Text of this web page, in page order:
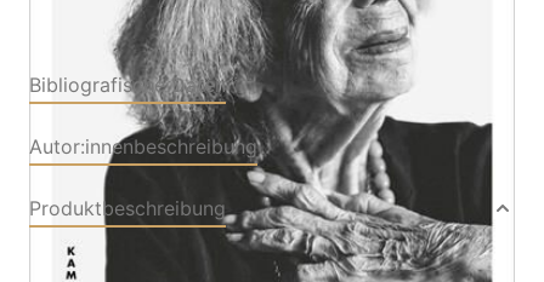
Bibliografische Daten
Autor:innenbeschreibung
Produktbeschreibung
Sie war eine eindringliche Stimme der